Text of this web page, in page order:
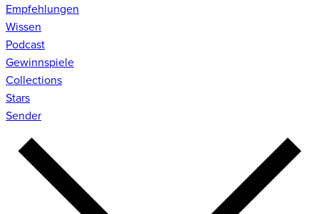
Empfehlungen
Wissen
Podcast
Gewinnspiele
Collections
Stars
Sender